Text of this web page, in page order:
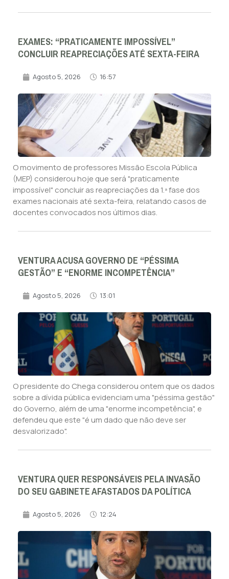
EXAMES: “PRATICAMENTE IMPOSSÍVEL”
CONCLUIR REAPRECIAÇÕES ATÉ SEXTA-FEIRA
Agosto 5, 2026 16:57
O movimento de professores Missão Escola Pública
(MEP) considerou hoje que será "praticamente
impossível" concluir as reapreciações da 1.ª fase dos
exames nacionais até sexta-feira, relatando casos de
docentes convocados nos últimos dias.
VENTURA ACUSA GOVERNO DE “PÉSSIMA
GESTÃO” E “ENORME INCOMPETÊNCIA”
Agosto 5, 2026 13:01
O presidente do Chega considerou ontem que os dados
sobre a dívida pública evidenciam uma "péssima gestão"
do Governo, além de uma "enorme incompetência", e
defendeu que este "é um dado que não deve ser
desvalorizado".
VENTURA QUER RESPONSÁVEIS PELA INVASÃO
DO SEU GABINETE AFASTADOS DA POLÍTICA
Agosto 5, 2026 12:24